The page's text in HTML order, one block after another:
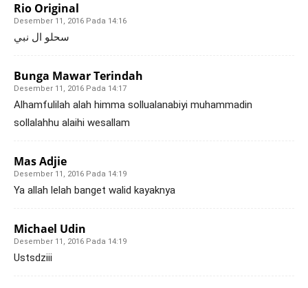
Rio Original
Desember 11, 2016 Pada 14:16
سحلو ال نبي
Bunga Mawar Terindah
Desember 11, 2016 Pada 14:17
Alhamfulilah alah himma sollualanabiyi muhammadin
sollalahhu alaihi wesallam
Mas Adjie
Desember 11, 2016 Pada 14:19
Ya allah lelah banget walid kayaknya
Michael Udin
Desember 11, 2016 Pada 14:19
Ustsdziii